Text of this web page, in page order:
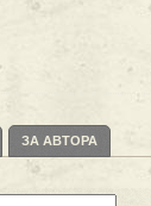
ЗА АВТОРА